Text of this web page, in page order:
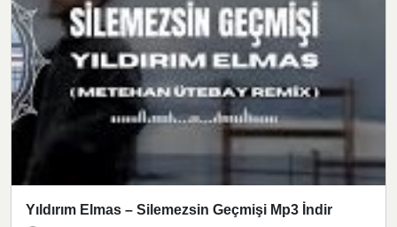
Yıldırım Elmas – Silemezsin Geçmişi Mp3 İndir